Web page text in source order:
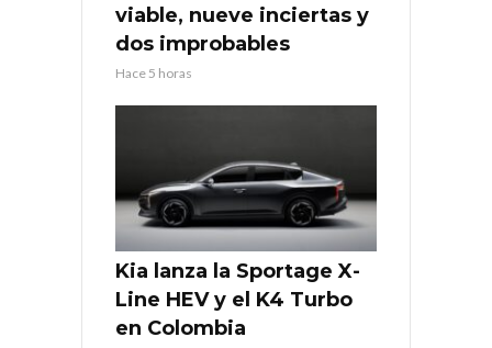
viable, nueve inciertas y
dos improbables
Hace 5 horas
Kia lanza la Sportage X-
Line HEV y el K4 Turbo
en Colombia